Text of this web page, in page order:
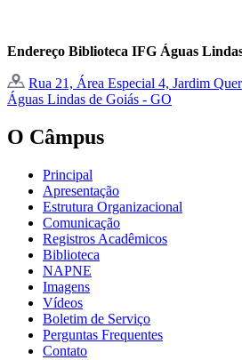
Endereço Biblioteca IFG Águas
Rua 21, Área Especial 4, Jardim
Águas Lindas de Goiás - GO
O Câmpus
Principal
Apresentação
Estrutura Organizacional
Comunicação
Registros Acadêmicos
Biblioteca
NAPNE
Imagens
Vídeos
Boletim de Serviço
Perguntas Frequentes
Contato